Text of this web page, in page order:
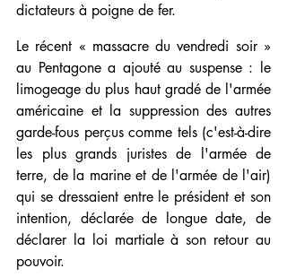
dictateurs à poigne de fer.
Le récent « massacre du vendredi soir »
au Pentagone a ajouté au suspense : le
limogeage du plus haut gradé de l'armée
américaine et la suppression des autres
garde-fous perçus comme tels (c'est-à-dire
les plus grands juristes de l'armée de
terre, de la marine et de l'armée de l'air)
qui se dressaient entre le président et son
intention, déclarée de longue date, de
déclarer la loi martiale à son retour au
pouvoir.